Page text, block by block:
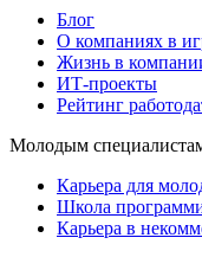
Блог
О компаниях в
Жизнь в
ИТ-проекты
Рейтинг
Молодым
Карьера для
Школа
Карьера в